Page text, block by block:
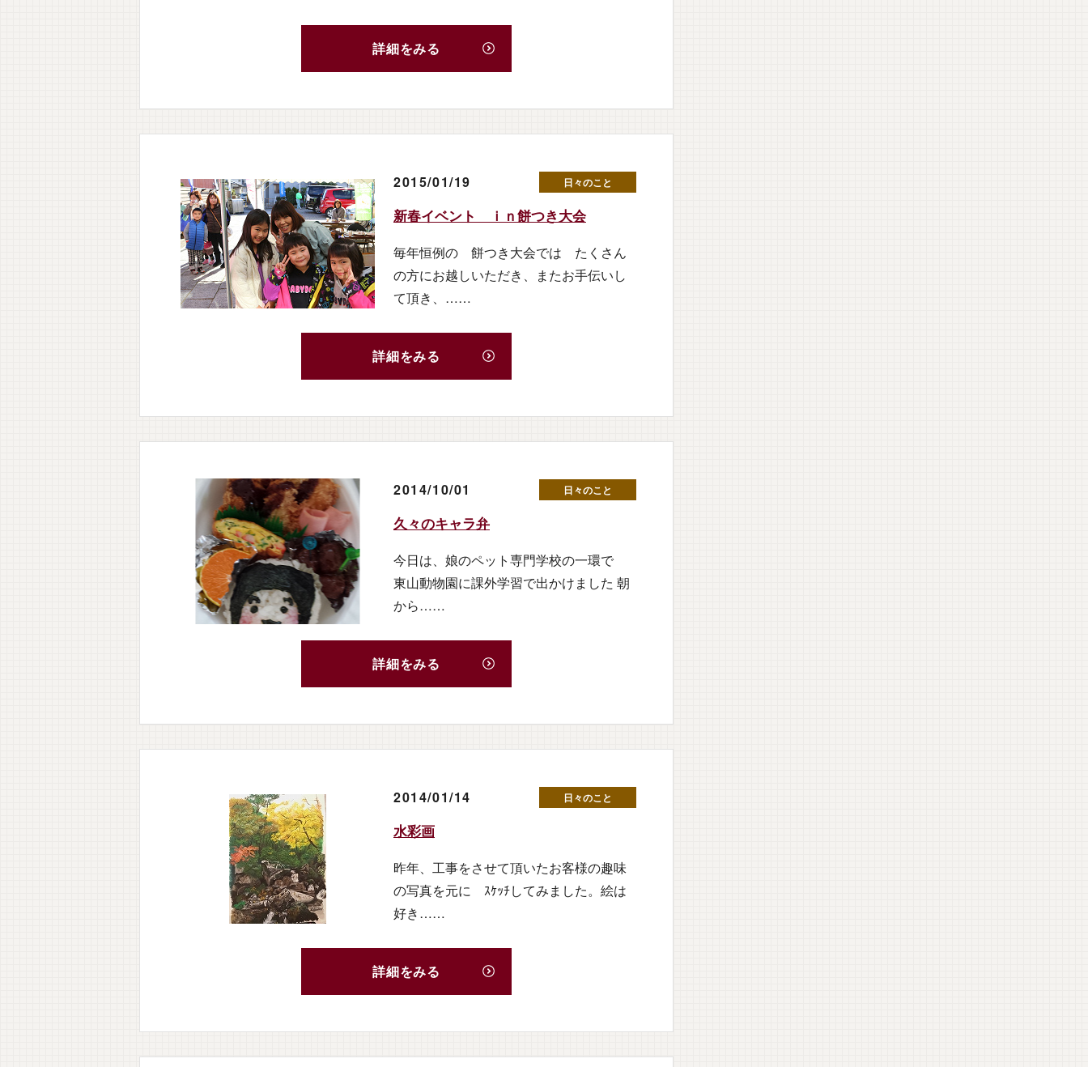
詳細をみる
2015/01/19 日々のこと
新春イベント ｉｎ餅つき大会
毎年恒例の 餅つき大会では たくさん
の方にお越しいただき、またお手伝いし
て頂き、……
詳細をみる
2014/10/01 日々のこと
久々のキャラ弁
今日は、娘のペット専門学校の一環で
東山動物園に課外学習で出かけました 朝
から……
詳細をみる
2014/01/14 日々のこと
水彩画
昨年、工事をさせて頂いたお客様の趣味
の写真を元に ｽｹｯﾁしてみました。絵は
好き……
詳細をみる